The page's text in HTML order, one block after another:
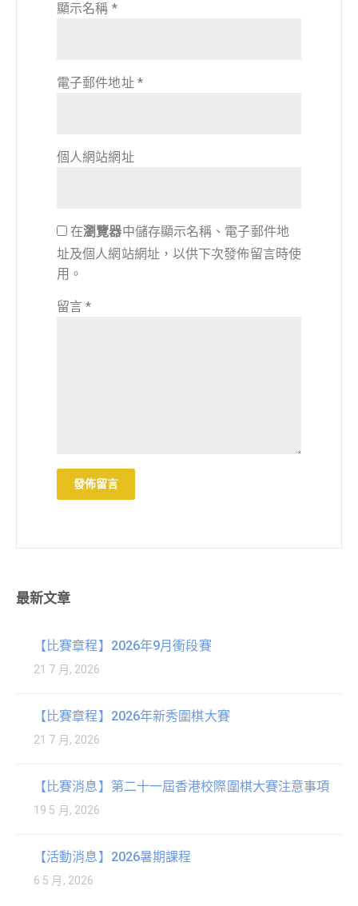
顯示名稱 *
電子郵件地址 *
個人網站網址
在瀏覽器中儲存顯示名稱、電子郵件地
址及個人網站網址，以供下次發佈留言時使
用。
留言*
最新文章
【比賽章程】2026年9月衝段賽
21 7 月, 2026
【比賽章程】2026年新秀圍棋大賽
21 7 月, 2026
【比賽消息】第二十一屆香港校際圍棋大賽注意事項
19 5 月, 2026
【活動消息】2026暑期課程
6 5 月, 2026